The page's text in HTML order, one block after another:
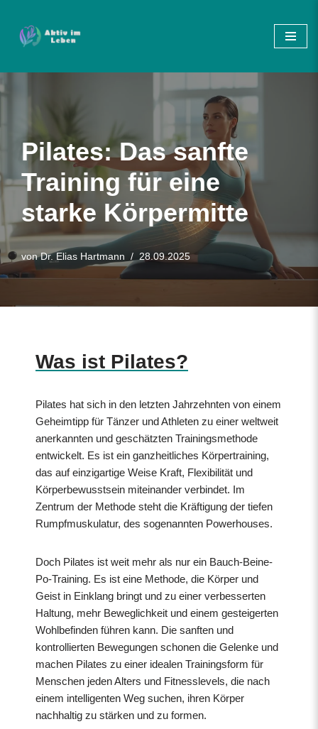
Zum
springen
Pilates: Das sanfte
Training für eine
starke Körpermitte
vonDr. Elias Hartmann 28.09.2025
Was ist Pilates?
Pilates hat sich in den letzten Jahrzehnten von einem
Geheimtipp für Tänzer und Athleten zu einer weltweit
anerkannten und geschätzten Trainingsmethode
entwickelt. Es ist ein ganzheitliches Körpertraining,
das auf einzigartige Weise Kraft, Flexibilität und
Körperbewusstsein miteinander verbindet. Im
Zentrum der Methode steht die Kräftigung der tiefen
Rumpfmuskulatur, des sogenannten Powerhouses.
Doch Pilates ist weit mehr als nur ein Bauch-Beine-
Po-Training. Es ist eine Methode, die Körper und
Geist in Einklang bringt und zu einer verbesserten
Haltung, mehr Beweglichkeit und einem gesteigerten
Wohlbefinden führen kann. Die sanften und
kontrollierten Bewegungen schonen die Gelenke und
machen Pilates zu einer idealen Trainingsform für
Menschen jeden Alters und Fitnesslevels, die nach
einem intelligenten Weg suchen, ihren Körper
nachhaltig zu stärken und zu formen.